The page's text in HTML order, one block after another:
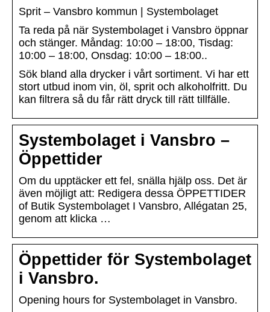
Sprit – Vansbro kommun | Systembolaget
Ta reda på när Systembolaget i Vansbro öppnar
och stänger. Måndag: 10:00 – 18:00, Tisdag:
10:00 – 18:00, Onsdag: 10:00 – 18:00..
Sök bland alla drycker i vårt sortiment. Vi har ett
stort utbud inom vin, öl, sprit och alkoholfritt. Du
kan filtrera så du får rätt dryck till rätt tillfälle.
Systembolaget i Vansbro –
Öppettider
Om du upptäcker ett fel, snälla hjälp oss. Det är
även möjligt att: Redigera dessa ÖPPETTIDER
of Butik Systembolaget I Vansbro, Allégatan 25,
genom att klicka …
Öppettider för Systembolaget
i Vansbro.
Opening hours for Systembolaget in Vansbro.